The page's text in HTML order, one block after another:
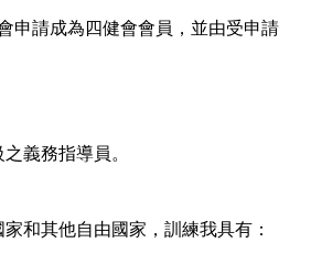
申請成為四健會會員，並由受申請
義務指導員。
和其他自由國家，訓練我具有：